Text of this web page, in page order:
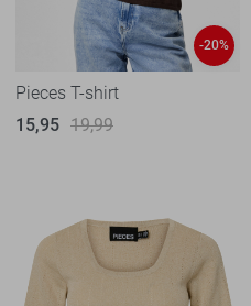
-20%
Pieces T-shirt
15,95 19,99